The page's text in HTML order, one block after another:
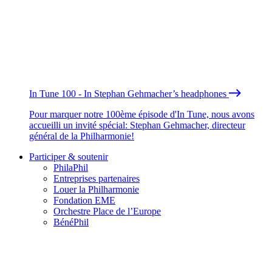
In Tune 100 - In Stephan Gehmacher’s headphones
Pour marquer notre 100ème épisode d'In Tune, nous avons
accueilli un invité spécial: Stephan Gehmacher, directeur
général de la Philharmonie!
Participer & soutenir
PhilaPhil
Entreprises partenaires
Louer la Philharmonie
Fondation EME
Orchestre Place de l’Europe
BénéPhil